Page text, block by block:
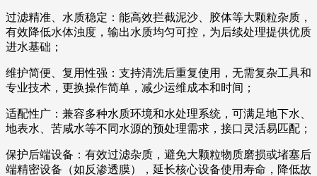
过滤精准、水质稳定：能高效拦截泥沙、胶体等大颗粒杂质，
有效降低水体浊度，输出水质均匀可控，为后续处理提供优质
进水基础；
维护简便、复用性强：支持清洗后重复使用，无需复杂工具和
专业技术，更换操作简单，减少运维成本和时间；
适配性广：兼容多种水质环境和水处理系统，可满足地下水、
地表水、苦咸水等不同水源的预处理需求，接口灵活易匹配；
保护后端设备：有效过滤杂质，避免大颗粒物质磨损或堵塞后
端精密设备（如反渗透膜），延长核心设备使用寿命，降低故